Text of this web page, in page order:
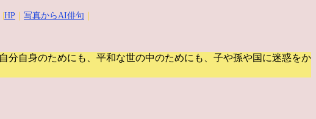
HP 写真からAI俳句
分自身のためにも、平和な世の中のためにも、子や孫や国に迷惑をか